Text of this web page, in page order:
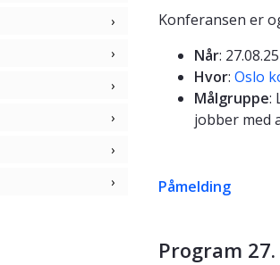
Konferansen er
Når:
Hvor: Oslo
Målgruppe:
jobber med
Påmelding
Program